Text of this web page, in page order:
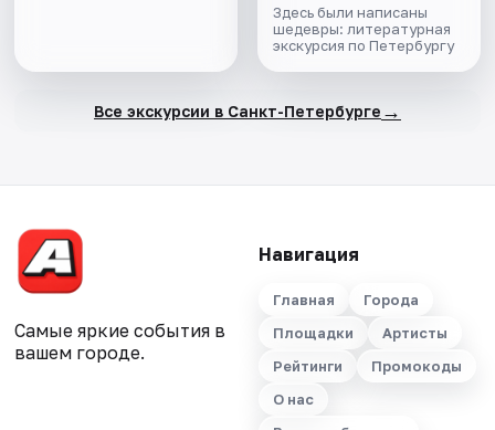
Здесь были написаны
шедевры: литературная
экскурсия по Петербургу
Все экскурсии в Санкт-Петербурге →
Самые яркие события в
вашем городе.
Навигация
Главная
Города
Площадки
Артисты
Рейтинги
Промокоды
О нас